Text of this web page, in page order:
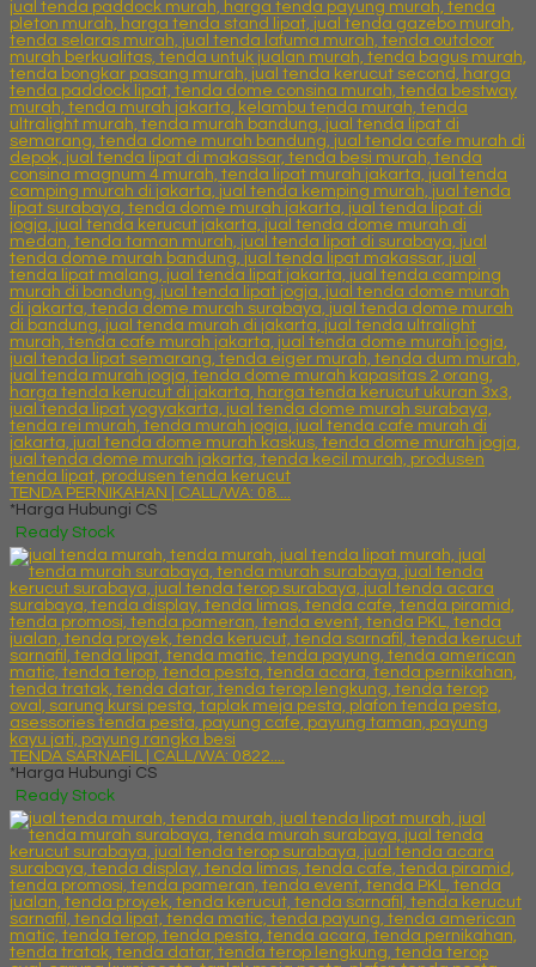
TENDA PERNIKAHAN | CALL/WA: 08....
*Harga Hubungi CS
Ready Stock
TENDA SARNAFIL | CALL/WA: 0822....
*Harga Hubungi CS
Ready Stock